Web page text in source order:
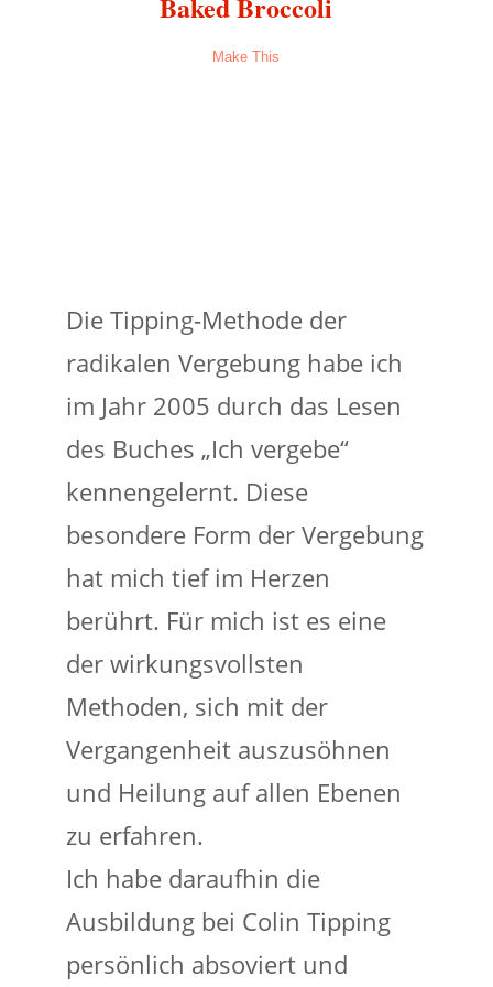
Make This
Die Tipping-Methode der
radikalen Vergebung habe ich
im Jahr 2005 durch das Lesen
des Buches „Ich vergebe“
kennengelernt. Diese
besondere Form der Vergebung
hat mich tief im Herzen
berührt. Für mich ist es eine
der wirkungsvollsten
Methoden, sich mit der
Vergangenheit auszusöhnen
und Heilung auf allen Ebenen
zu erfahren.
Ich habe daraufhin die
Ausbildung bei Colin Tipping
persönlich absoviert und